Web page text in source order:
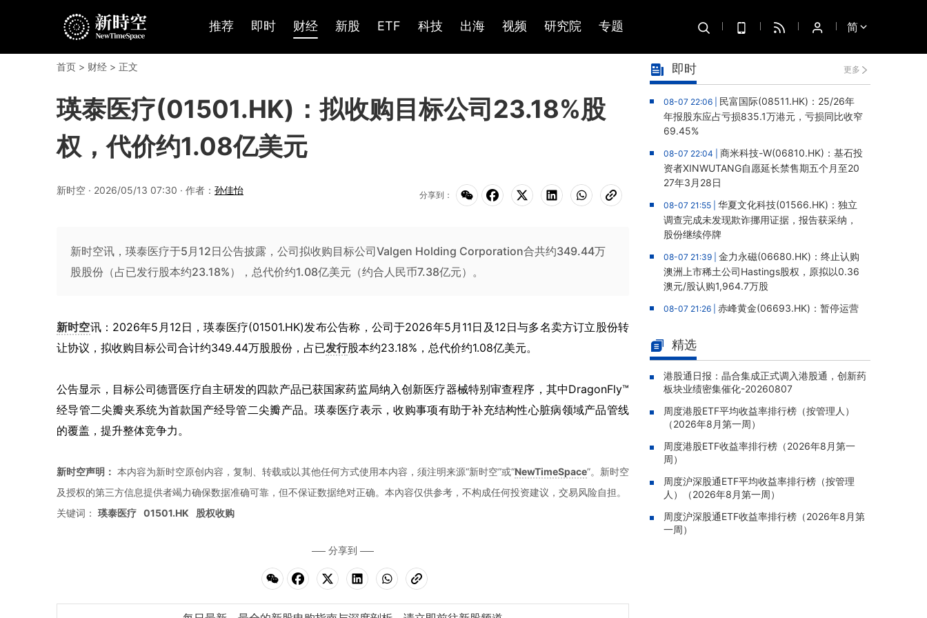
推荐 即时 财经 新股 ETF 科技 出海 视频 研究院 专题 简
首页 > 财经 > 正文
瑛泰医疗(01501.HK)：拟收购目标公司23.18%股
权，代价约1.08亿美元
新时空 · 2026/05/13 07:30 · 作者： 孙佳怡 分享到：
新时空讯，瑛泰医疗于5月12日公告披露，公司拟收购目标公司Valgen Holding Corporation合共约349.44万
股股份（占已发行股本约23.18%），总代价约1.08亿美元（约合人民币7.38亿元）。
新时空讯：2026年5月12日，瑛泰医疗(01501.HK)发布公告称，公司于2026年5月11日及12日与多名卖方订立股份转
让协议，拟收购目标公司合计约349.44万股股份，占已发行股本约23.18%，总代价约1.08亿美元。
公告显示，目标公司德晋医疗自主研发的四款产品已获国家药监局纳入创新医疗器械特别审查程序，其中DragonFly™
经导管二尖瓣夹系统为首款国产经导管二尖瓣产品。瑛泰医疗表示，收购事项有助于补充结构性心脏病领域产品管线
的覆盖，提升整体竞争力。
新时空声明： 本内容为新时空原创内容，复制、转载或以其他任何方式使用本内容，须注明来源“新时空”或“NewTimeSpace”。新时空
及授权的第三方信息提供者竭力确保数据准确可靠，但不保证数据绝对正确。本內容仅供参考，不构成任何投资建议，交易风险自担。
关键词： 瑛泰医疗 01501.HK 股权收购
分享到
即时 更多
08-07 22:06 | 民富国际(08511.HK)：25/26年
年报股东应占亏损835.1万港元，亏损同比收窄
69.45%
08-07 22:04 | 商米科技-W(06810.HK)：基石投
资者XINWUTANG自愿延长禁售期五个月至20
27年3月28日
08-07 21:55 | 华夏文化科技(01566.HK)：独立
调查完成未发现欺诈挪用证据，报告获采纳，
股份继续停牌
08-07 21:39 | 金力永磁(06680.HK)：终止认购
澳洲上市稀土公司Hastings股权，原拟以0.36
澳元/股认购1,964.7万股
08-07 21:26 | 赤峰黄金(06693.HK)：暂停运营
人民币5,406万元
08-07 20:07 |灵宝黄金(03330.HK)：新疆哈巴
河勘查取得重大进展，保有金金属量由13.20吨
跃升至53.94吨
08-07 20:04 |迅策(03317.HK)：与天合算力订
立战略合作备忘，共探能源垂类大模型与Toke
n工厂商业化
08-07 20:02 |
中国泛半导体IMSS市场排名第三
08-07 19:47 | 浙能迈领绿航二次递表港交所，为
全球领先的绿色航运设备和系统提供商
08-07 19:09 |
精选
港股通日报：晶合集成正式调入港股通，创新药
板块业绩密集催化-20260807
周度港股ETF平均收益率排行榜（按管理人）
（2026年8月第一周）
周度港股ETF收益率排行榜（2026年8月第一
周）
周度沪深股通ETF平均收益率排行榜（按管理
人）（2026年8月第一周）
周度沪深股通ETF收益率排行榜（2026年8月第
一周）